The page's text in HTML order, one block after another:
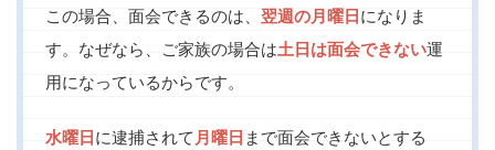
この場合、面会できるのは、 翌週の月曜日 になりま
す。なぜなら、ご家族の場合は土日は面会できない運
用になっているからです。
水曜日 に逮捕されて 月曜日 まで面会できないとする